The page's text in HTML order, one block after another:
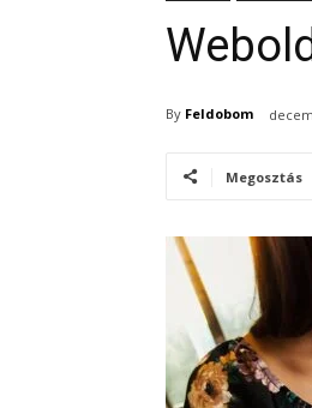
By Feldobom
Megosztás